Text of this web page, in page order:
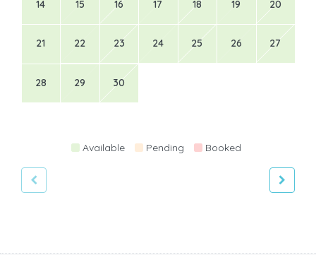
14 15 16 17 18 19 20
21 22 23 24 25 26 27
28 29 30
Available Pending Booked